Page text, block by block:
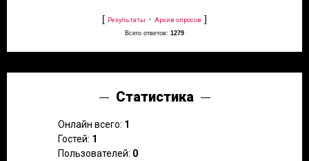
[ Результаты · Архив опросов ]
Всего ответов: 1279
Статистика
Онлайн всего: 1
Гостей: 1
Пользователей: 0